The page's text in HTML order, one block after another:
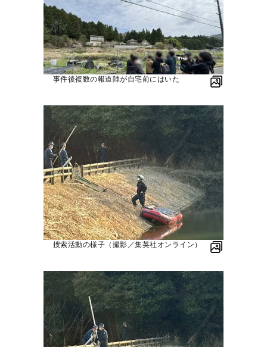
事件後複数の報道陣が自宅前にはいた
捜索活動の様子（撮影／集英社オンライン）